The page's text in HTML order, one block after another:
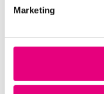
Marketing